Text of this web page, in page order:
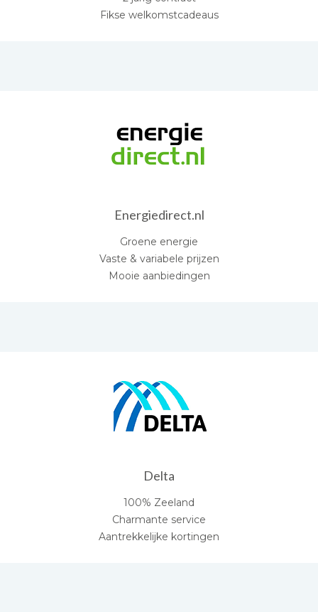
Fikse welkomstcadeaus
Energiedirect.nl
Groene energie
Vaste & variabele prijzen
Mooie aanbiedingen
Delta
100% Zeeland
Charmante service
Aantrekkelijke kortingen